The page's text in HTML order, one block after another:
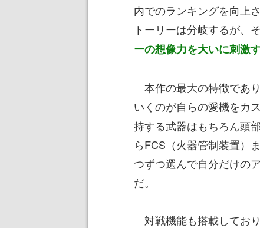
内でのランキングを向上
トーリーは分岐するが、
ーの想像力を大いに刺激
本作の最大の特徴であ
いくのが自らの愛機をカ
持する武器はもちろん頭
らFCS（火器管制装置）
つずつ選んで自分だけの
だ。
対戦機能も搭載してお